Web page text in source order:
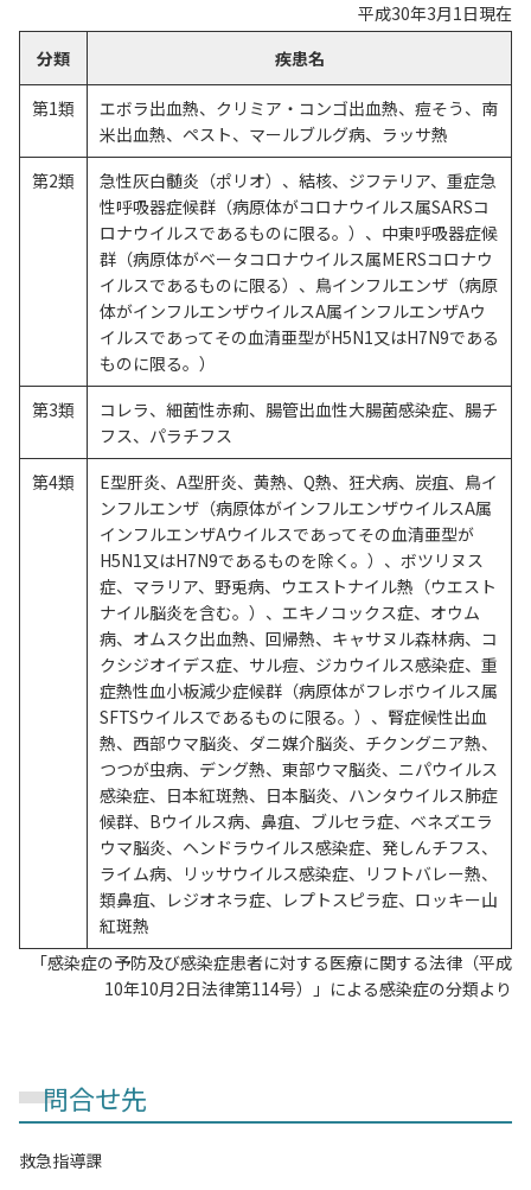
平成30年3月1日現在
分類
疾患名
第1類
エボラ出血熱、クリミア・コンゴ出血熱、痘そう、南
米出血熱、ペスト、マールブルグ病、ラッサ熱
第2類
急性灰白髄炎（ポリオ）、結核、ジフテリア、重症急
性呼吸器症候群（病原体がコロナウイルス属SARSコ
ロナウイルスであるものに限る。）、中東呼吸器症候
群（病原体がベータコロナウイルス属MERSコロナウ
イルスであるものに限る）、鳥インフルエンザ（病原
体がインフルエンザウイルスA属インフルエンザAウ
イルスであってその血清亜型がH5N1又はH7N9である
ものに限る。）
第3類
コレラ、細菌性赤痢、腸管出血性大腸菌感染症、腸チ
フス、パラチフス
第4類
E型肝炎、A型肝炎、黄熱、Q熱、狂犬病、炭疽、鳥イ
ンフルエンザ（病原体がインフルエンザウイルスA属
インフルエンザAウイルスであってその血清亜型が
H5N1又はH7N9であるものを除く。）、ボツリヌス
症、マラリア、野兎病、ウエストナイル熱（ウエスト
ナイル脳炎を含む。）、エキノコックス症、オウム
病、オムスク出血熱、回帰熱、キャサヌル森林病、コ
クシジオイデス症、サル痘、ジカウイルス感染症、重
症熱性血小板減少症候群（病原体がフレボウイルス属
SFTSウイルスであるものに限る。）、腎症候性出血
熱、西部ウマ脳炎、ダニ媒介脳炎、チクングニア熱、
つつが虫病、デング熱、東部ウマ脳炎、ニパウイルス
感染症、日本紅斑熱、日本脳炎、ハンタウイルス肺症
候群、Bウイルス病、鼻疽、ブルセラ症、ベネズエラ
ウマ脳炎、ヘンドラウイルス感染症、発しんチフス、
ライム病、リッサウイルス感染症、リフトバレー熱、
類鼻疽、レジオネラ症、レプトスピラ症、ロッキー山
紅斑熱
「感染症の予防及び感染症患者に対する医療に関する法律（平成
10年10月2日法律第114号）」による感染症の分類より
問合せ先
救急指導課